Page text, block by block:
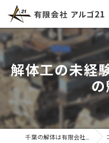
解体工の未経